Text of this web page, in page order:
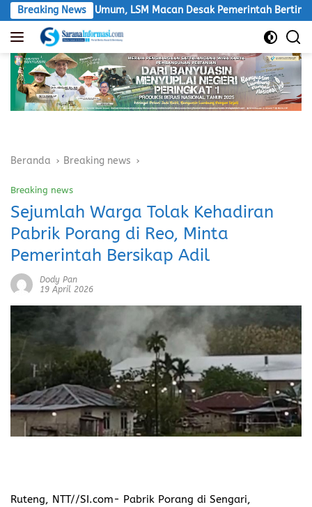
Langsung
ke
konten
Breaking News
Umum, LSM Macan Desak Pemerintah Bertindak
Beranda Breaking news
Breaking news
Sejumlah Warga Tolak Kehadiran
Pabrik Porang di Reo, Minta
Pemerintah Bersikap Adil
Dody Pan
19 April 2026
Ruteng, NTT//SI.com- Pabrik Porang di Sengari,